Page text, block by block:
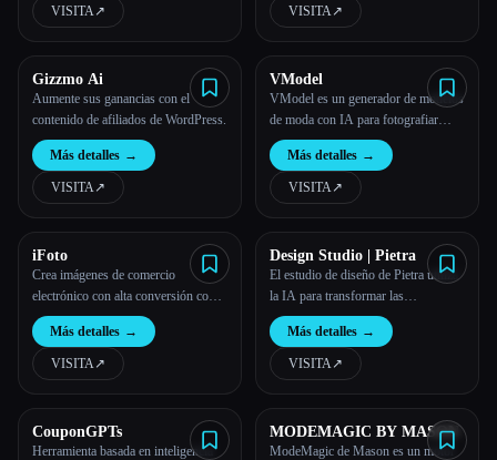
VISITA↗︎ VISITA↗︎
Gizzmo Ai
Aumente sus ganancias con el
contenido de afiliados de WordPress.
Más detalles →
VISITA↗︎
VModel
VModel es un generador de modelos
de moda con IA para fotografiar
modelos de forma eficiente y
rentable. Impulsa el éxito minorista al
reducir los costes de fotografía de
maquetas en un 90%.
Más detalles →
VISITA↗︎
iFoto
Crea imágenes de comercio
electrónico con alta conversión con
AI Studio
Más detalles →
VISITA↗︎
Design Studio | Pietra
El estudio de diseño de Pietra utiliza
la IA para transformar las
descripciones de los productos en
imágenes cautivadoras, mejorar la
interacción, eliminar las
imperfecciones e impulsar las ventas.
Más detalles →
VISITA↗︎
CouponGPTs
Herramienta basada en inteligencia
MODEMAGIC BY MASON
ModeMagic de Mason es un motor